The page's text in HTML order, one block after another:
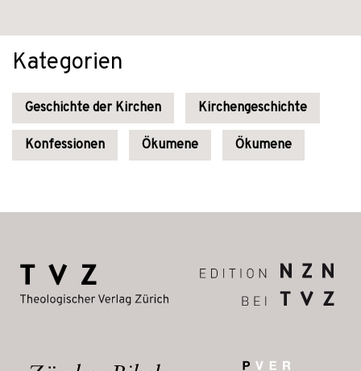
Kategorien
Geschichte der Kirchen Kirchengeschichte
Konfessionen Ökumene Ökumene